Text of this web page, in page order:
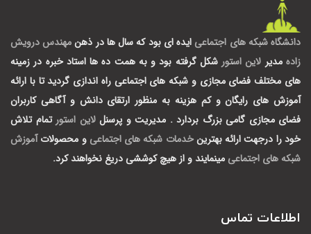
دانشگاه شبکه های اجتماعی ایده ای بود که سال ها در ذهنمهندس درویش
زاده مدیر لاین استور شکل گرفته بود و به همت ده ها استاد خبره در زمینه
های مختلف فضای مجازی و شبکه های اجتماعی راه اندازی گردید تا با ارائه
آموزش های رایگان و کم هزینه به منظور ارتقای دانش و آگاهی کاربران
فضای مجازی گامی بزرگ بردارد . مدیریت و پرسنللاین استور تمام تلاش
خود را درجهت ارائه بهترینخدمات شبکه های اجتماعی و محصولات آموزش
شبکه های اجتماعی مینمایند و از هیچ کوششی دریغ نخواهند کرد.
اطلاعات تماس